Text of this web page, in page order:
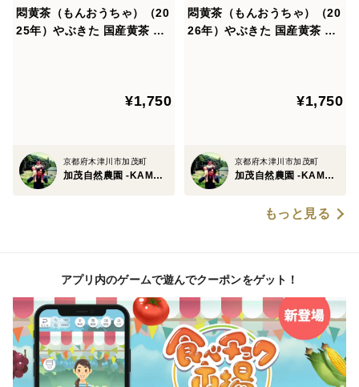
悶黄茶（もんおうちゃ）（20
25年）やぶきた 国産黄茶 農
¥1,750
京都府木津川市加茂町
加茂自然農園 -KAMO Nature Farm-
悶黄茶（もんおうちゃ）（20
26年）やぶきた 国産黄茶 農
¥1,750
京都府木津川市加茂町
加茂自然農園 -KAMO Nature Farm-
もっと見る
アプリ内のゲームで遊んでクーポンをゲット！